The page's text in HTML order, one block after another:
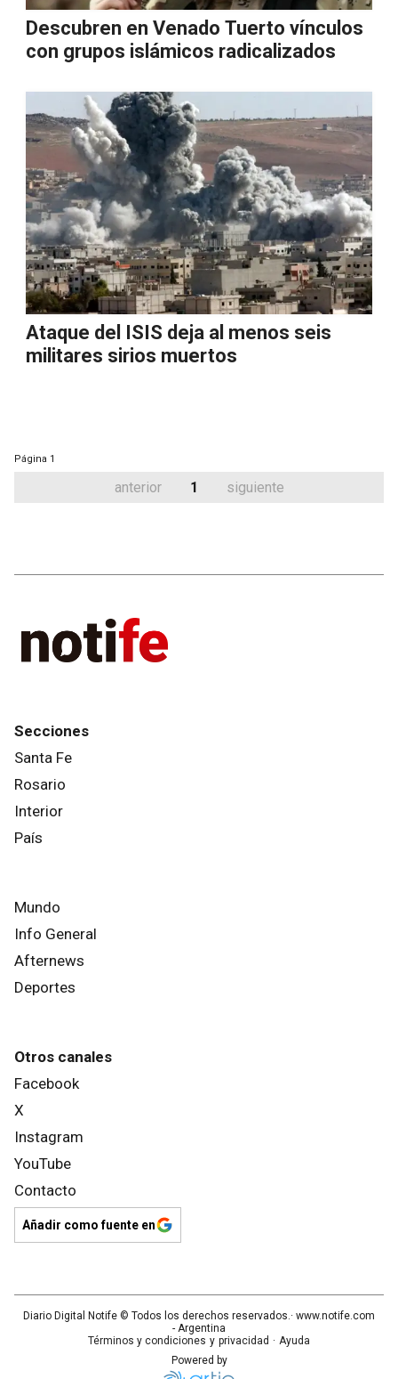
Descubren en Venado Tuerto vínculos
con grupos islámicos radicalizados
Ataque del ISIS deja al menos seis
militares sirios muertos
Página 1
anterior 1 siguiente
Secciones
Santa Fe
Rosario
Interior
País
Mundo
Info General
Afternews
Deportes
Otros canales
Facebook
X
Instagram
YouTube
Contacto
Añadir como fuente en
Diario Digital Notife © Todos los derechos reservados.· www.notife.com
- Argentina
Términos y condiciones y privacidad · Ayuda
Powered by